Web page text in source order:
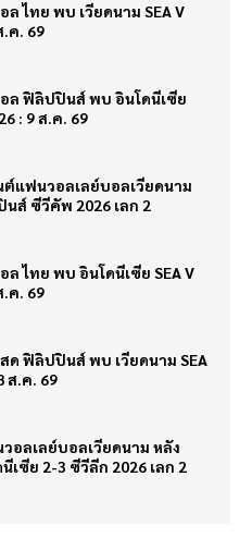
ไทย พบ เวียดนาม SEA V
.ค. 69
ล ฟิลิปปินส์ พบ อินโดนีเซีย
: 9 ส.ค. 69
ต์แฟนวอลเลย์บอลเวียดนาม
ส์ ซีวีคัพ 2026 เลก 2
ล ไทย พบ อินโดนีเซีย SEA V
.ค. 69
ด ฟิลิปปินส์ พบ เวียดนาม SEA
ส.ค. 69
อลเลย์บอลเวียดนาม หลัง
เซีย 2-3 ซีวีลีก 2026 เลก 2